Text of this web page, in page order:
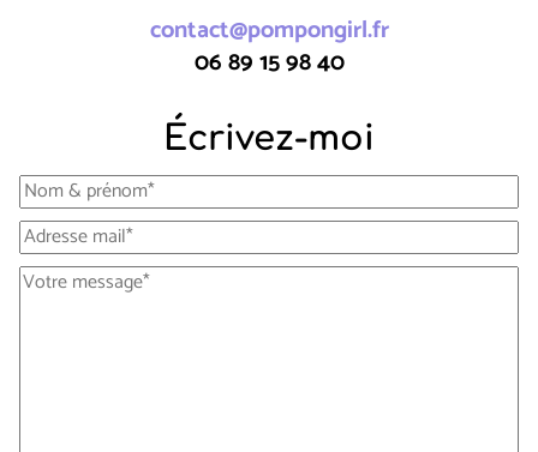
contact@pompongirl.fr
06 89 15 98 40
Écrivez-moi